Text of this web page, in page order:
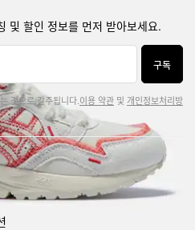
및 할인 정보를 먼저 받아보세요.
구독
것으로 간주됩니다. 이용 약관 및 개인정보처리방